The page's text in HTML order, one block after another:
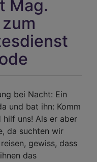
Mag.
bei Nacht: Ein
und bat ihn: Komm
hilf uns! Als er aber
da suchten wir
gewiss, dass
das